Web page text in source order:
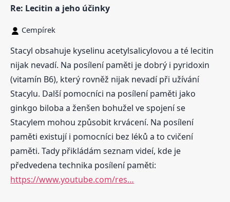
Re: Lecitin a jeho účinky
Cempírek
Stacyl obsahuje kyselinu acetylsalicylovou a té lecitin
nijak nevadí. Na posílení paměti je dobrý i pyridoxin
(vitamín B6), který rovněž nijak nevadí při užívání
Stacylu. Další pomocníci na posílení paměti jako
ginkgo biloba a ženšen bohužel ve spojení se
Stacylem mohou způsobit krvácení. Na posílení
paměti existují i pomocníci bez léků a to cvičení
paměti. Tady přikládám seznam videí, kde je
předvedena technika posílení paměti:
https://www.youtube.com/res…